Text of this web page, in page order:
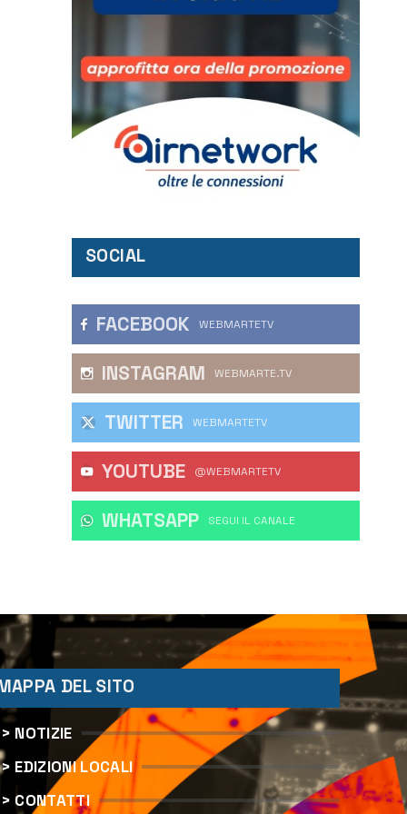
SOCIAL
FACEBOOK WEBMARTETV
INSTAGRAM WEBMARTE.TV
TWITTER WEBMARTETV
YOUTUBE @WEBMARTETV
WHATSAPP ‎SEGUI IL CANALE
DEL SITO
> NOTIZIE
> EDIZIONI LOCALI
> CONTATTI